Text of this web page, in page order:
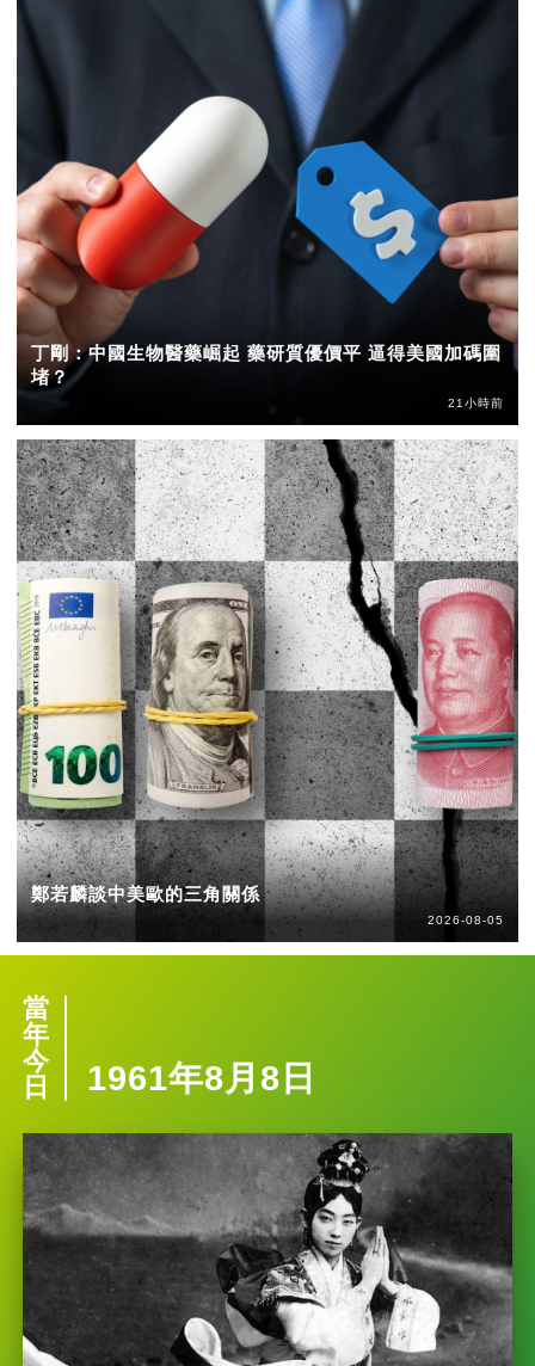
丁剛：中國生物醫藥崛起 藥研質優價平 逼得美國加碼圍
堵？
21小時前
鄭若麟談中美歐的三角關係
2026-08-05
當
年
今
日
1961年8月8日